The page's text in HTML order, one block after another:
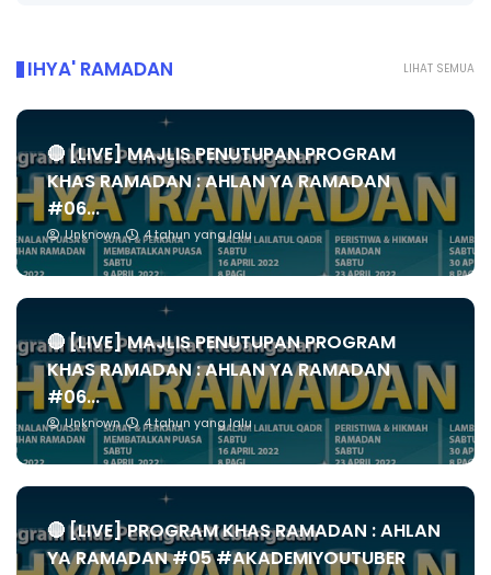
LIHAT SEMUA
IHYA' RAMADAN
🔴 [LIVE] MAJLIS PENUTUPAN PROGRAM
KHAS RAMADAN : AHLAN YA RAMADAN
#06...
Unknown 4 tahun yang lalu
🔴 [LIVE] MAJLIS PENUTUPAN PROGRAM
KHAS RAMADAN : AHLAN YA RAMADAN
#06...
Unknown 4 tahun yang lalu
🔴 [LIVE] PROGRAM KHAS RAMADAN : AHLAN
YA RAMADAN #05 #AKADEMIYOUTUBER